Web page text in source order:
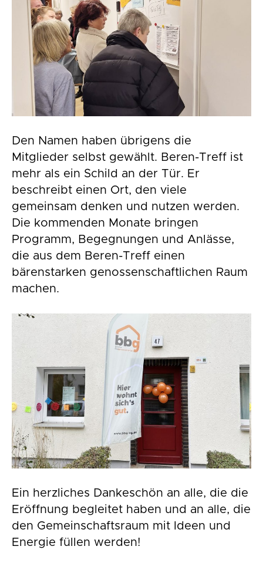
Den Namen haben übrigens die
Mitglieder selbst gewählt. Beren-Treff ist
mehr als ein Schild an der Tür. Er
beschreibt einen Ort, den viele
gemeinsam denken und nutzen werden.
Die kommenden Monate bringen
Programm, Begegnungen und Anlässe,
die aus dem Beren-Treff einen
bärenstarken genossenschaftlichen Raum
machen.
Ein herzliches Dankeschön an alle, die die
Eröffnung begleitet haben und an alle, die
den Gemeinschaftsraum mit Ideen und
Energie füllen werden!